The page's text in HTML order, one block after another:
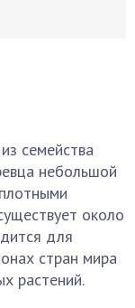
семейства
небольшой
около
для
стран мира
растений.